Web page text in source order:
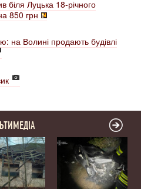
біля Луцька 18-річного
850 грн
на Волині продають будівлі